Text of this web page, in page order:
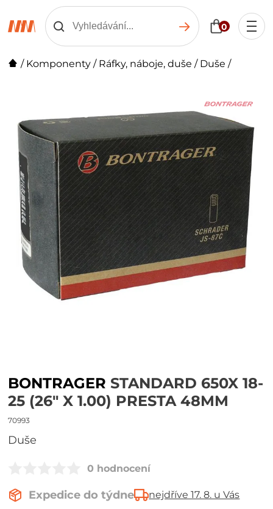
0
/ Komponenty / Ráfky, náboje, duše / Duše /
BONTRAGER STANDARD 650X 18-
25 (26" X 1.00) PRESTA 48MM
70993
duše
0 hodnocení
Expedice do týdne nejdříve 17. 8. u Vás